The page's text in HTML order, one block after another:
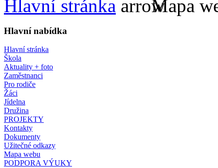
Hlavní stránka Mapa
Hlavní nabídka
Hlavní stránka
Škola
Aktuality + foto
Zaměstnanci
Pro rodiče
Žáci
Jídelna
Družina
PROJEKTY
Kontakty
Dokumenty
Užitečné odkazy
Mapa webu
PODPORA VÝUKY